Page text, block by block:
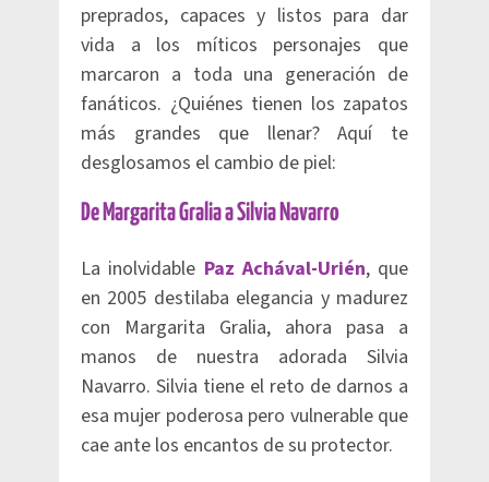
preprados, capaces y listos para dar
vida a los míticos personajes que
marcaron a toda una generación de
fanáticos. ¿Quiénes tienen los zapatos
más grandes que llenar? Aquí te
desglosamos el cambio de piel:
De Margarita Gralia a Silvia Navarro
La inolvidable Paz Achával-Urién, que
en 2005 destilaba elegancia y madurez
con Margarita Gralia, ahora pasa a
manos de nuestra adorada Silvia
Navarro. Silvia tiene el reto de darnos a
esa mujer poderosa pero vulnerable que
cae ante los encantos de su protector.